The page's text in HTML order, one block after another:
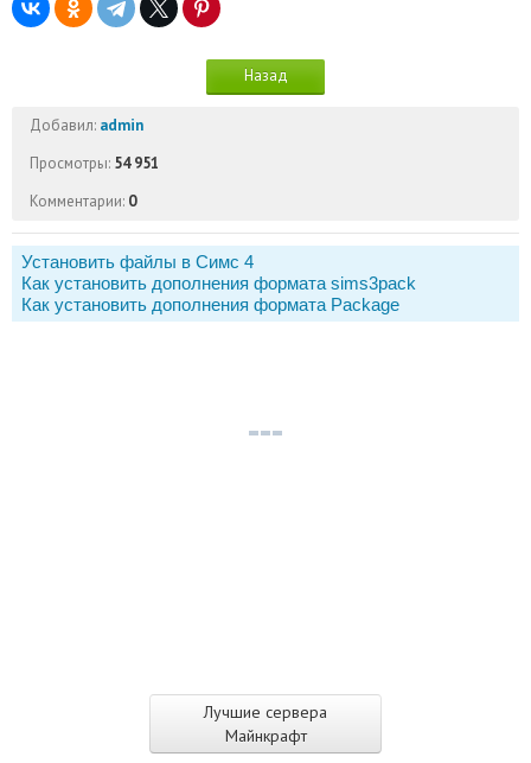
Лучшие сервера
Майнкрафт
Назад
Добавил: admin
Просмотры: 54 951
Комментарии: 0
Установить файлы в Симс 4
Как установить дополнения формата sims3pack
Как установить дополнения формата Package